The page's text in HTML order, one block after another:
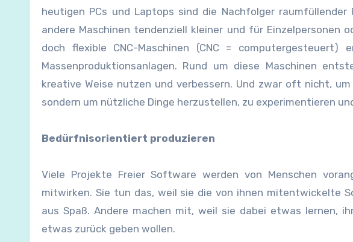
heutigen PCs und Laptops sind die Nachfolger raumfüllender
andere Maschinen tendenziell kleiner und für Einzelpersonen
doch flexible CNC-Maschinen (CNC = computergesteuert)
Massenproduktionsanlagen. Rund um diese Maschinen
kreative Weise nutzen und verbessern. Und zwar oft nicht,
sondern um nützliche Dinge herzustellen, zu experimentieren
Bedürfnisorientiert produzieren
Viele Projekte Freier Software werden von Menschen
mitwirken. Sie tun das, weil sie die von ihnen mitentwickelte
aus Spaß. Andere machen mit, weil sie dabei etwas lernen,
etwas zurück geben wollen.